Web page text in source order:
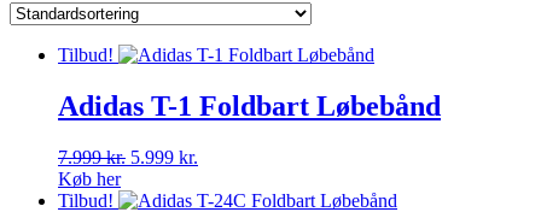
Tilbud!
Adidas T-1 Foldbart Løbebånd
7.999kr. Den
pris
5.999 kr.
pris
Køb her
Tilbud!